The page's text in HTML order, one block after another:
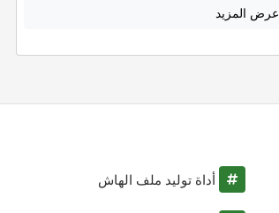
عرض المزيد
أداة توليد ملف الهاش